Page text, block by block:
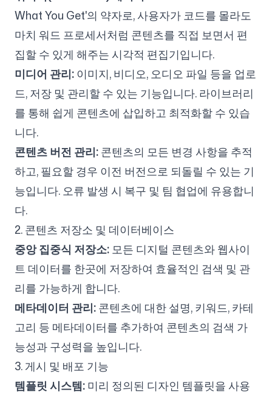
What You Get'의 약자로, 사용자가 코드를 몰라도
마치 워드 프로세서처럼 콘텐츠를 직접 보면서 편
집할 수 있게 해주는 시각적 편집기입니다.
미디어 관리:이미지, 비디오, 오디오 파일 등을 업로
드, 저장 및 관리할 수 있는 기능입니다. 라이브러리
를 통해 쉽게 콘텐츠에 삽입하고 최적화할 수 있습
니다.
콘텐츠 버전 관리:콘텐츠의 모든 변경 사항을 추적
하고, 필요할 경우 이전 버전으로 되돌릴 수 있는 기
능입니다. 오류 발생 시 복구 및 팀 협업에 유용합니
다.
2. 콘텐츠 저장소 및 데이터베이스
중앙 집중식 저장소:모든 디지털 콘텐츠와 웹사이
트 데이터를 한곳에 저장하여 효율적인 검색 및 관
리를 가능하게 합니다.
메타데이터 관리:콘텐츠에 대한 설명, 키워드, 카테
고리 등 메타데이터를 추가하여 콘텐츠의 검색 가
능성과 구성력을 높입니다.
3. 게시 및 배포 기능
템플릿 시스템:미리 정의된 디자인 템플릿을 사용